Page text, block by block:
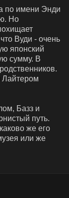
по имени Энди
Но
Вуди - очень
японский
сумму. В
Лайтером
Базз и
путь.
же его
или же